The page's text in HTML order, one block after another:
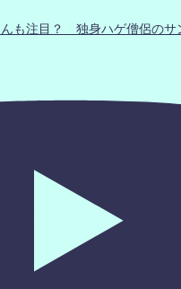
も注目？ 独身ハゲ僧侶のサ